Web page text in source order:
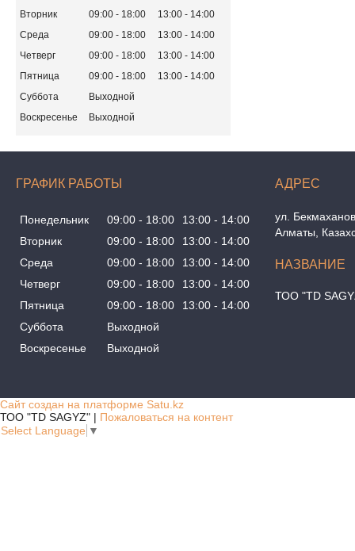
Вторник
09:00 18:00 13:00
14:00
Среда
09:00 18:00 13:00
14:00
Четверг
09:00 18:00 13:00
14:00
Пятница
09:00 18:00 13:00
14:00
Суббота
Выходной
Воскресенье
Выходной
ГРАФИК РАБОТЫ
Понедельник 09:00 18:00 13:00
14:00
Вторник
09:00 18:00 13:00
14:00
Среда
09:00 18:00 13:00
14:00
Четверг
09:00 18:00 13:00
14:00
Пятница
09:00 18:00 13:00
14:00
Суббота
Выходной
Воскресенье
Выходной
ул.
Алматы,
ТОО "TD
Сайт создан на платформе Satu.kz
ТОО "TD SAGYZ" | Пожаловаться на контент
Select Language ▼